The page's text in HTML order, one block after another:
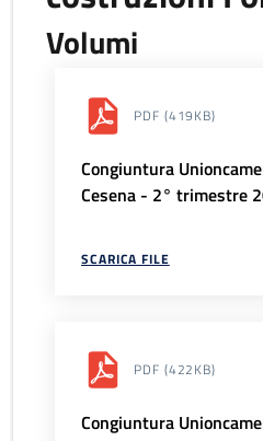
Volumi
PDF (419KB)
Congiuntura
Cesena - 2° trimestre
SCARICA FILE
PDF (422KB)
Congiuntura